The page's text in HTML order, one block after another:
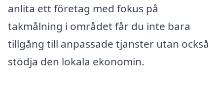
anlita ett företag med fokus på
takmålning i området får du inte bara
tillgång till anpassade tjänster utan också
stödja den lokala ekonomin.